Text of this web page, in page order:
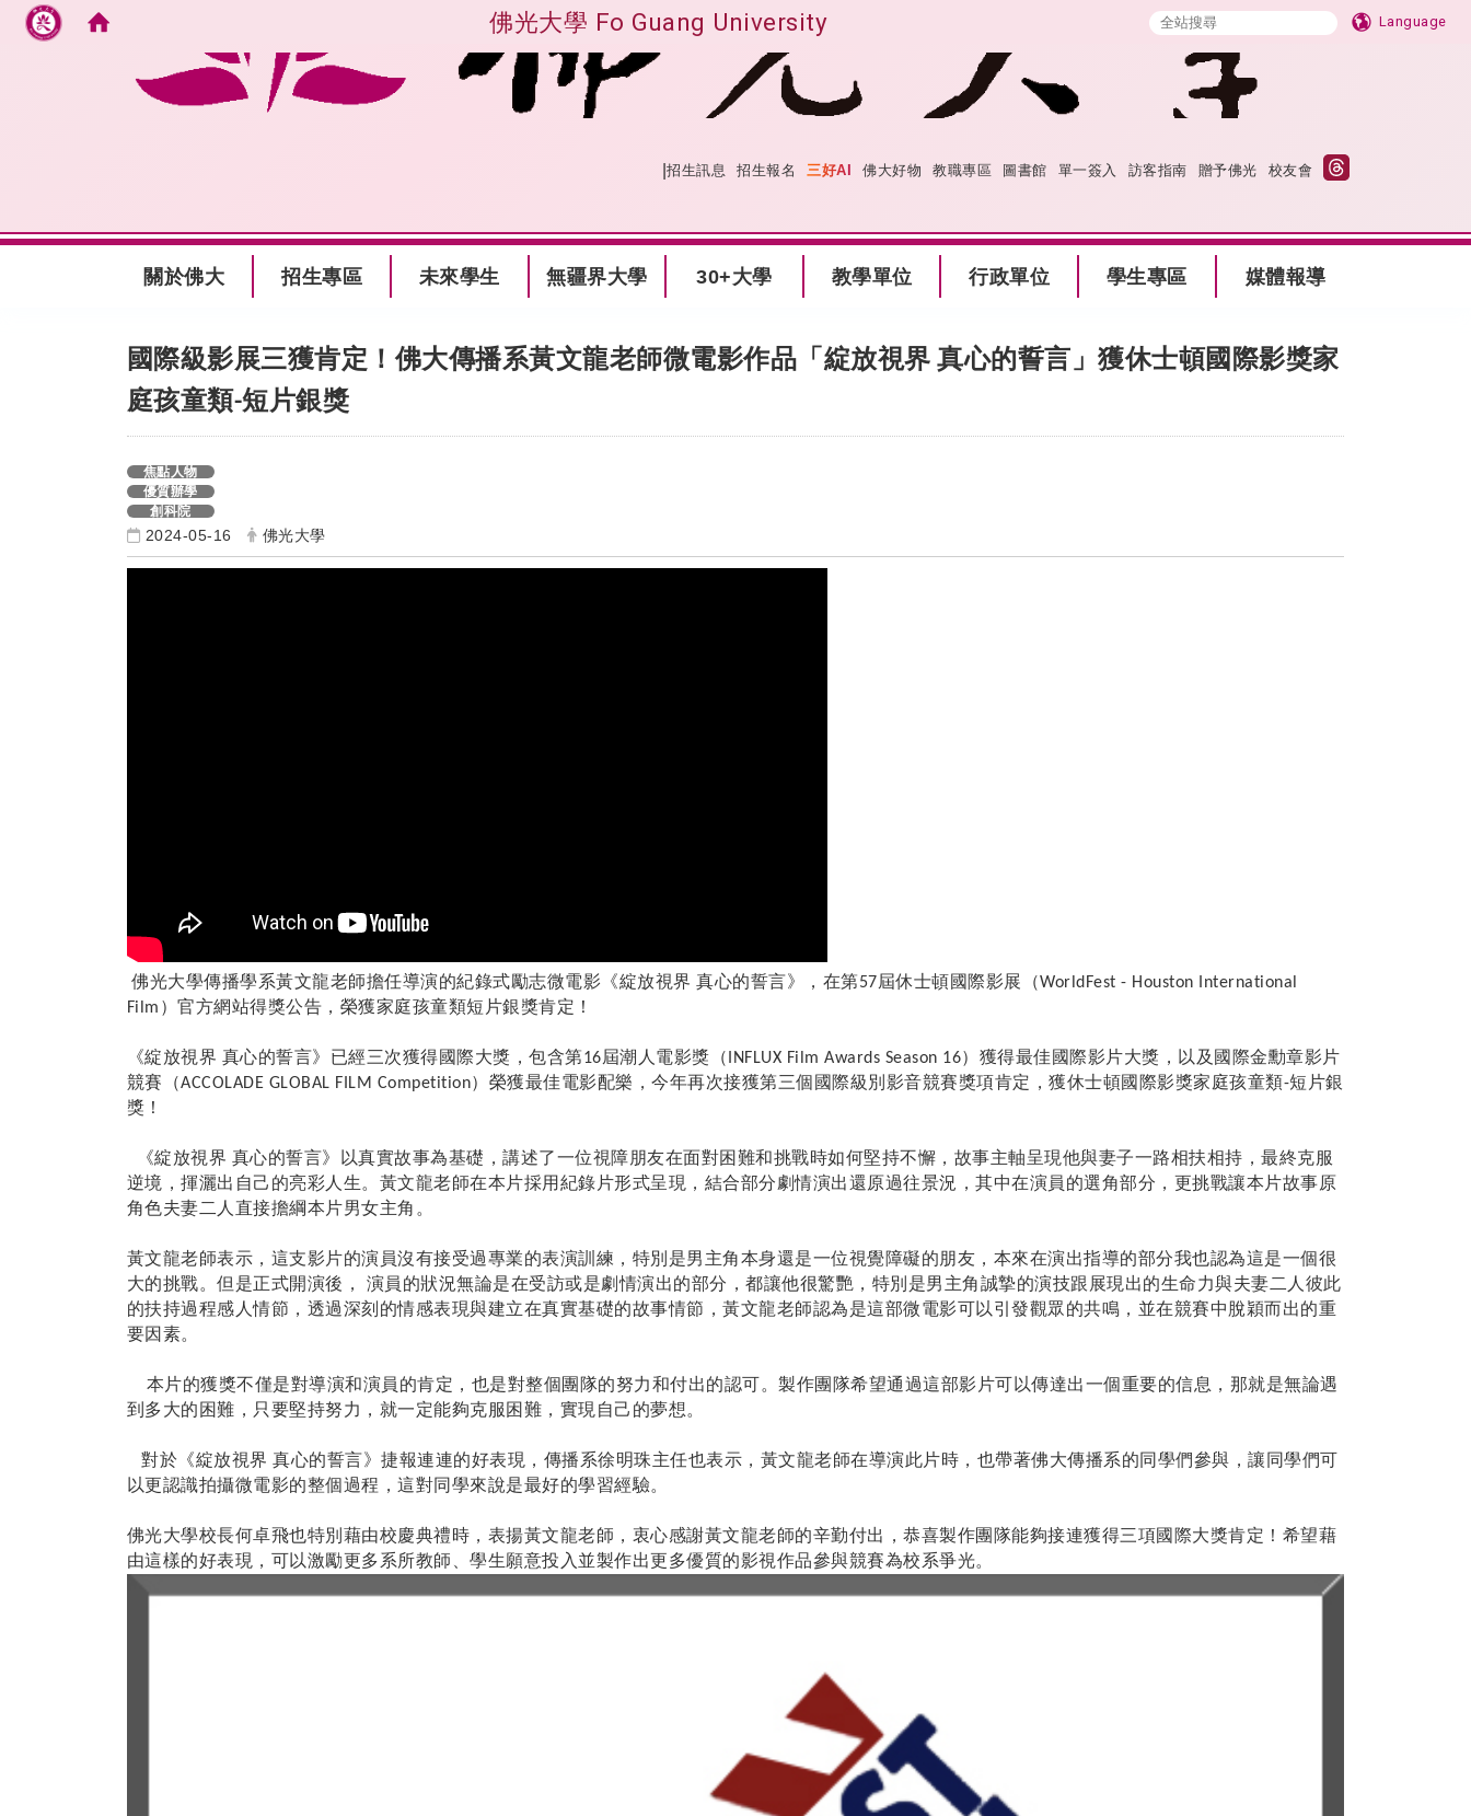
佛光大學 Fo Guang University Language
跳到主要內容
|招生訊息 招生報名 三好AI 佛大好物 教職專區 圖書館 單一簽入 訪客指南 贈予佛光 校友會
關於佛大 招生專區 未來學生 無疆界大學 30+大學 教學單位 行政單位 學生專區 媒體報導
國際級影展三獲肯定！佛大傳播系黃文龍老師微電影作品「綻放視界 真心的誓言」獲休士頓國際影獎家
庭孩童類-短片銀獎
焦點人物
優質辦學
創科院
2024-05-16 佛光大學
佛光大學傳播學系黃文龍老師擔任導演的紀錄式勵志微電影《綻放視界 真心的誓言》，在第57屆休士頓國際影展（WorldFest - Houston International
Film ）官方網站得獎公告，榮獲家庭孩童類短片銀獎肯定！
《綻放視界 真心的誓言》已經三次獲得國際大獎，包含第16屆潮人電影獎（ INFLUX Film Awards Season 16）獲得最佳國際影片大獎，以及國際金勳章影片
競賽（ACCOLADE GLOBAL FILM Competition）榮獲最佳電影配樂，今年再次接獲第三個國際級別影音競賽獎項肯定，獲休士頓國際影獎家庭孩童類-短片銀
獎！
《綻放視界 真心的誓言》以真實故事為基礎，講述了一位視障朋友在面對困難和挑戰時如何堅持不懈，故事主軸呈現他與妻子一路相扶相持，最終克服
逆境，揮灑出自己的亮彩人生。黃文龍老師在本片採用紀錄片形式呈現，結合部分劇情演出還原過往景況，其中在演員的選角部分，更挑戰讓本片故事原
角色夫妻二人直接擔綱本片男女主角。
黃文龍老師表示，這支影片的演員沒有接受過專業的表演訓練，特別是男主角本身還是一位視覺障礙的朋友，本來在演出指導的部分我也認為這是一個很
大的挑戰。但是正式開演後，
演員的狀況無論是在受訪或是劇情演出的部分，都讓他很驚艷，特別是男主角誠摯的演技跟展現出的生命力與夫妻二人彼此
的扶持過程感人情節，透過深刻的情感表現與建立在真實基礎的故事情節，黃文龍老師認為是這部微電影可以引發觀眾的共鳴，並在競賽中脫穎而出的重
要因素。
本片的獲獎不僅是對導演和演員的肯定，也是對整個團隊的努力和付出的認可。製作團隊希望通過這部影片可以傳達出一個重要的信息，那就是無論遇
到多大的困難，只要堅持努力，就一定能夠克服困難，實現自己的夢想。
對於《綻放視界 真心的誓言》捷報連連的好表現，傳播系徐明珠主任也表示，黃文龍老師在導演此片時，也帶著佛大傳播系的同學們參與，讓同學們可
以更認識拍攝微電影的整個過程，這對同學來說是最好的學習經驗。
佛光大學校長何卓飛也特別藉由校慶典禮時，表揚黃文龍老師，衷心感謝黃文龍老師的辛勤付出，恭喜製作團隊能夠接連獲得三項國際大獎肯定！希望藉
由這樣的好表現，可以激勵更多系所教師、學生願意投入並製作出更多優質的影視作品參與競賽為校系爭光。